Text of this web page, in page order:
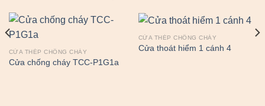
CỬA THÉP CHỐNG CHÁY
Cửa chống cháy TCC-P1G1a
CỬA THÉP CHỐNG CHÁY
Cửa thoát hiểm 1 cánh 4